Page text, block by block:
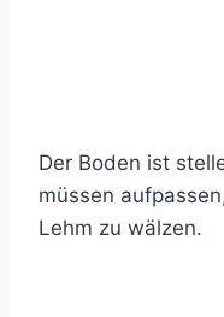
Der Boden ist
müssen
Lehm zu wälzen.